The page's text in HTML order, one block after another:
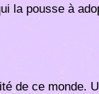
la pousse à
de ce monde.